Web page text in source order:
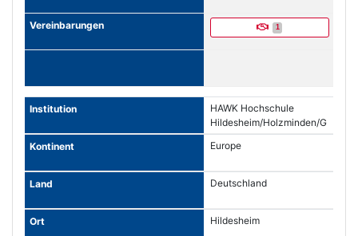
1
HAWK Hochschule
Hildesheim/Holzminden/G
oettingen
Europe
Deutschland
Hildesheim